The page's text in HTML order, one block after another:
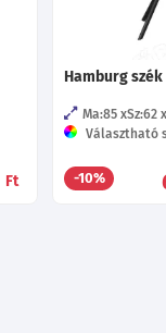
Ft
Hamburg szék
Ma:85 Sz:62
Választható
-10%